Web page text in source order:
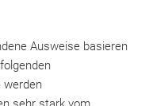
Ausweise basieren
werden